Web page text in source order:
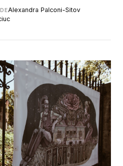
Alexandra Palconi-Sitov